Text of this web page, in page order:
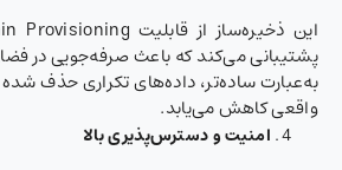
پشتیبانی می‌کند که باعث صرفه‌جویی در
به‌عبارت ساده‌تر، داده‌های تکراری حذف
واقعی کاهش می‌یابد.
امنیت و دسترس‌پذیری بالا